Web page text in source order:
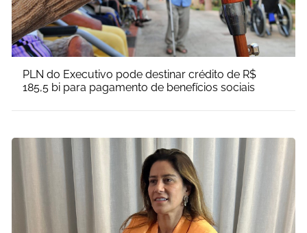
PLN do Executivo pode destinar crédito de R$
185,5 bi para pagamento de benefícios sociais